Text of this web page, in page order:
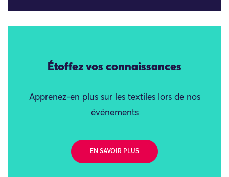
Étoffez vos connaissances
Apprenez-en plus sur les textiles lors de nos
événements
EN SAVOIR PLUS